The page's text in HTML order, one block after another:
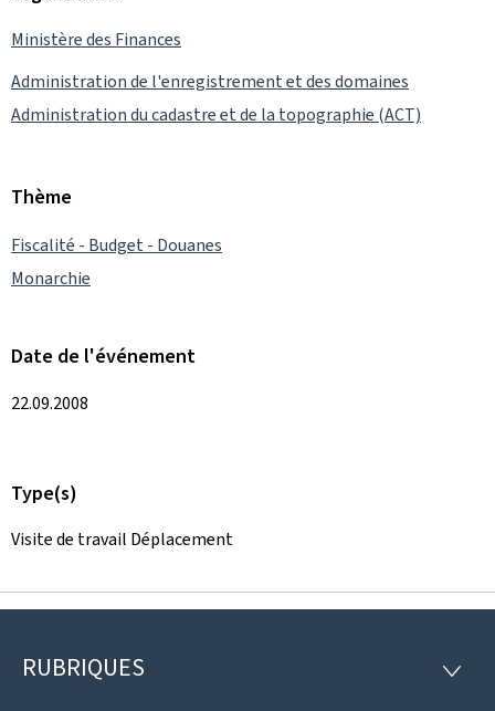
Ministère des Finances
Administration de l'enregistrement et des domaines
Administration du cadastre et de la topographie (ACT)
Thème
Fiscalité - Budget - Douanes
Monarchie
Date de l'événement
22.09.2008
Type(s)
Visite de travail Déplacement
Pied
RUBRIQUES